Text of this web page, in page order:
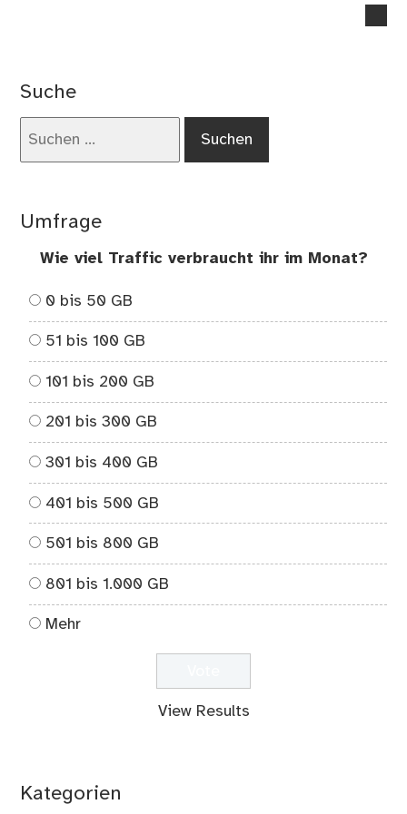
Suche
Umfrage
Wie viel Traffic verbraucht ihr im Monat?
0 bis 50 GB
51 bis 100 GB
101 bis 200 GB
201 bis 300 GB
301 bis 400 GB
401 bis 500 GB
501 bis 800 GB
801 bis 1.000 GB
Mehr
View Results
Kategorien